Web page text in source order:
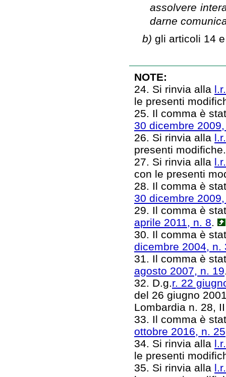
assolvere
darne
b) gli articoli 14
NOTE:
24. Si rinvia alla
le presenti
25. Il comma è
30 dicembre
26. Si rinvia alla
presenti
27. Si rinvia alla
con le presenti
28. Il comma è
30 dicembre
29. Il comma è
aprile 2011, n. 8.
30. Il comma è
dicembre 2004, n.
31. Il comma è
agosto 2007, n. 19
32. D.g.r. 22
del 26 giugno
Lombardia n. 28,
33. Il comma è
ottobre 2016, n. 25
34. Si rinvia alla
le presenti
35. Si rinvia alla